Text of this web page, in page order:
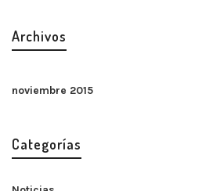
Archivos
noviembre 2015
Categorías